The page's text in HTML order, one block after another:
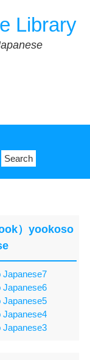
Library
）yookoso
Japanese7
Japanese6
Japanese5
Japanese4
Japanese3